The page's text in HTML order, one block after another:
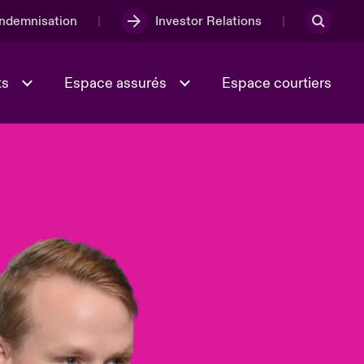
Investor Relations
Full Spectrum Cyber
Les Incidents Cybers qui auraient
pu être évités
Espace assurés Espace courtiers